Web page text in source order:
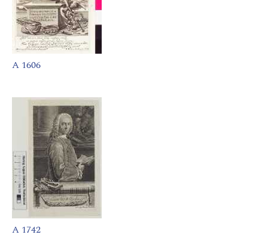
A 1606
A 1742